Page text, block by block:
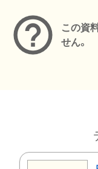
この資
せん。